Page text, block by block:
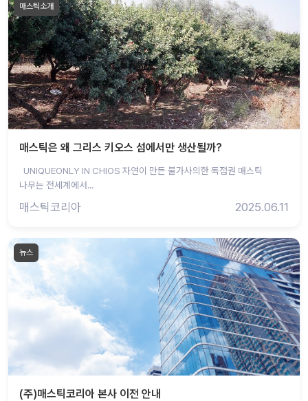
매스틱소개
매스틱은 왜 그리스 키오스 섬에서만 생산될까?
UNIQUEONLY IN CHIOS 자연이 만든 불가사의한 독점권 매스틱
나무는 전세계에서...
매스틱코리아 2025.06.11
뉴스
(주)매스틱코리아 본사 이전 안내